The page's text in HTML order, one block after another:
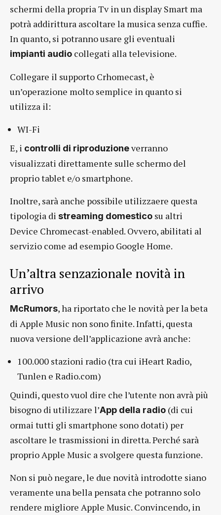
schermi della propria Tv in un display Smart ma
potrà addirittura ascoltare la musica senza cuffie.
In quanto, si potranno usare gli eventuali
impianti audio collegati alla televisione.
Collegare il supporto Crhomecast, è
un’operazione molto semplice in quanto si
utilizza il:
WI-Fi
E, i controlli di riproduzioneverranno
visualizzati direttamente sulle schermo del
proprio tablet e/o smartphone.
Inoltre, sarà anche possibile utilizzaere questa
tipologia di streaming domestico su altri
Device Chromecast-enabled. Ovvero, abilitati al
servizio come ad esempio Google Home.
Un’altra senzazionale novità in
arrivo
McRumors, ha riportato che le novità per la beta
di Apple Music non sono finite. Infatti, questa
nuova versione dell’applicazione avrà anche:
100.000 stazioni radio (tra cui iHeart Radio,
Tunlen e Radio.com)
Quindi, questo vuol dire che l’utente non avrà più
bisogno di utilizzare l’App della radio (di cui
ormai tutti gli smartphone sono dotati) per
ascoltare le trasmissioni in diretta. Perché sarà
proprio Apple Music a svolgere questa funzione.
Non si può negare, le due novità introdotte siano
veramente una bella pensata che potranno solo
rendere migliore Apple Music. Convincendo, in